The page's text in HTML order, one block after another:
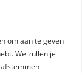
om aan te geven
We zullen je